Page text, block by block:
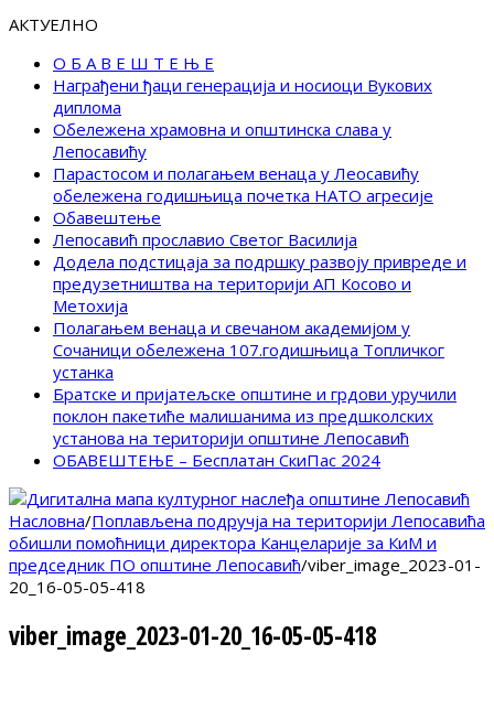
АКТУЕЛНО
О Б А В Е Ш Т Е Њ Е
Награђени ђаци генерација и носиоци Вукових
диплома
Обележена храмовна и општинска слава у
Лепосавићу
Парастосом и полагањем венаца у Леосавићу
обележена годишњица почетка НАТО агресије
Обавештење
Лепосавић прославио Светог Василија
Додела подстицаја за подршку развоју привреде и
предузетништва на територији АП Косово и
Метохија
Полагањем венаца и свечаном академијом у
Сочаници обележена 107.годишњица Топличког
устанка
Братске и пријатељске општине и грдови уручили
поклон пакетиће малишанима из предшколских
установа на територији општине Лепосавић
ОБАВЕШТЕЊЕ – Бесплатан СкиПас 2024
Насловна/Поплављена подручја на територији Лепосавића
обишли помоћници директора Канцеларије за КиМ и
председник ПО општине Лепосавић/viber_image_2023-01-
20_16-05-05-418
viber_image_2023-01-20_16-05-05-418